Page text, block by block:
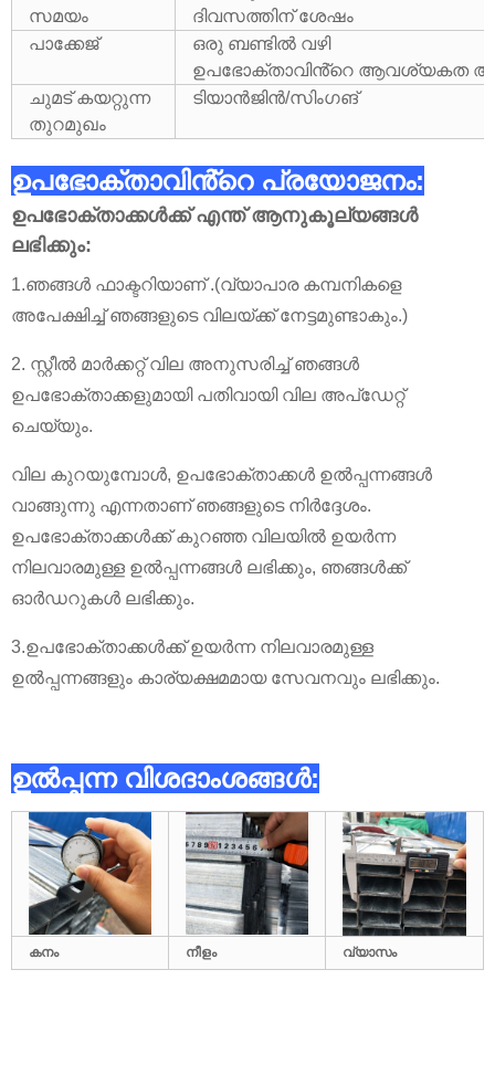
സമയം
ദിവസത്തിന് ശേഷം
പാക്കേജ്
ഒരു ബണ്ടിൽ വഴി
ഉപഭോക്താവിൻ്റെ ആവശ്യകത
ചുമട് കയറ്റുന്ന
തുറമുഖം
ടിയാൻജിൻ/സിംഗങ്
ഉപഭോക്താവിൻ്റെ പ്രയോജനം:
ഉപഭോക്താക്കൾക്ക് എന്ത് ആനുകൂല്യങ്ങൾ
ലഭിക്കും:
1.ഞങ്ങൾ ഫാക്ടറിയാണ് .(വ്യാപാര കമ്പനികളെ
അപേക്ഷിച്ച് ഞങ്ങളുടെ വിലയ്ക്ക് നേട്ടമുണ്ടാകും.)
2. സ്റ്റീൽ മാർക്കറ്റ് വില അനുസരിച്ച് ഞങ്ങൾ
ഉപഭോക്താക്കളുമായി പതിവായി വില അപ്ഡേറ്റ്
ചെയ്യും.
വില കുറയുമ്പോൾ, ഉപഭോക്താക്കൾ ഉൽപ്പന്നങ്ങൾ
വാങ്ങുന്നു എന്നതാണ് ഞങ്ങളുടെ നിർദ്ദേശം.
ഉപഭോക്താക്കൾക്ക് കുറഞ്ഞ വിലയിൽ ഉയർന്ന
നിലവാരമുള്ള ഉൽപ്പന്നങ്ങൾ ലഭിക്കും, ഞങ്ങൾക്ക്
ഓർഡറുകൾ ലഭിക്കും.
3.ഉപഭോക്താക്കൾക്ക് ഉയർന്ന നിലവാരമുള്ള
ഉൽപ്പന്നങ്ങളും കാര്യക്ഷമമായ സേവനവും ലഭിക്കും.
ഉൽപ്പന്ന വിശദാംശങ്ങൾ:
കനം നീളം വ്യാസം